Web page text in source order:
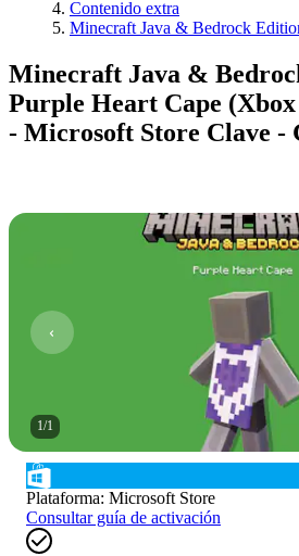
Contenido extra
Minecraft Java & Bedrock
Minecraft Java &
Purple Heart Cape (Xbox
- Microsoft Store Clave -
1/1
Plataforma: Microsoft Store
Consultar guía de activación